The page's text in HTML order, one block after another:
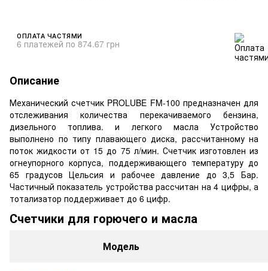
ОПЛАТА ЧАСТЯМИ
6 платежей по 874.67 грн
Описание
Механический счетчик PROLUBE FM-100 предназначен для
отслеживания количества перекачиваемого бензина,
дизельного топлива. и легкого масла Устройство
выполнено по типу плавающего диска, рассчитанному на
поток жидкости от 15 до 75 л/мин. Счетчик изготовлен из
огнеупорного корпуса, поддерживающего температуру до
65 градусов Цельсия и рабочее давление до 3,5 Бар.
Частичный показатель устройства рассчитан на 4 цифры, а
тотализатор поддерживает до 6 цифр.
Счетчики для горючего и масла
Модель